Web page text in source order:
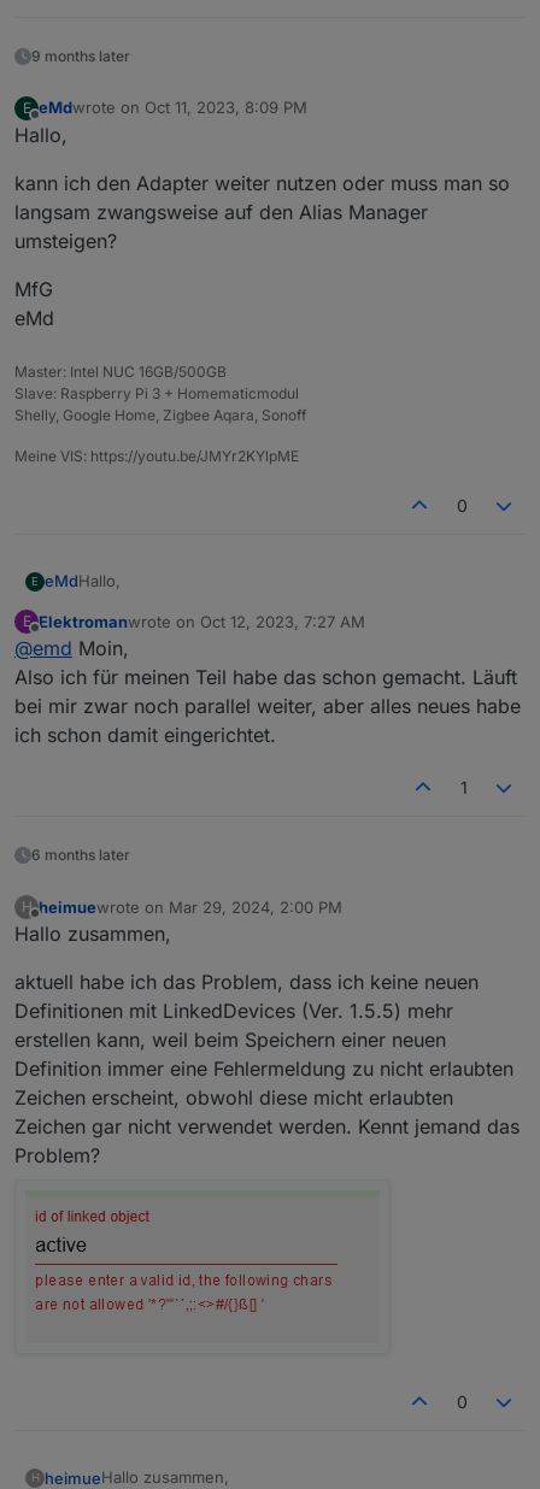
9 months later
E
Offline
eMdwrote on Oct 11, 2023, 8:09 PM
last edited by
Hallo,
kann ich den Adapter weiter nutzen oder muss man so
langsam zwangsweise auf den Alias Manager
umsteigen?
MfG
eMd
Master: Intel NUC 16GB/500GB
Slave: Raspberry Pi 3 + Homematicmodul
Shelly, Google Home, Zigbee Aqara, Sonoff
Meine VIS: https://youtu.be/JMYr2KYlpME
0
E eMdHallo,
kann ich den Adapter weiter nutzen oder muss man so
langsam zwangsweise auf den Alias Manager umsteigen?
MfG
E
Offline
Elektromanwrote on Oct 12, 2023, 7:27 AM
last edited by
@emd Moin,
Also ich für meinen Teil habe das schon gemacht. Läuft
bei mir zwar noch parallel weiter, aber alles neues habe
ich schon damit eingerichtet.
1
6 months later
H
Offline
heimuewrote on Mar 29, 2024, 2:00 PM
last edited by
Hallo zusammen,
aktuell habe ich das Problem, dass ich keine neuen
Definitionen mit LinkedDevices (Ver. 1.5.5) mehr
erstellen kann, weil beim Speichern einer neuen
Definition immer eine Fehlermeldung zu nicht erlaubten
Zeichen erscheint, obwohl diese micht erlaubten
Zeichen gar nicht verwendet werden. Kennt jemand das
Problem?
0
H heimueHallo zusammen,